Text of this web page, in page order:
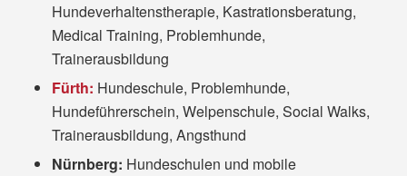
Hundeverhaltenstherapie, Kastrationsberatung,
Medical Training, Problemhunde,
Trainerausbildung
Fürth: Hundeschule, Problemhunde,
Hundeführerschein, Welpenschule, Social Walks,
Trainerausbildung, Angsthund
Nürnberg: Hundeschulen und mobile